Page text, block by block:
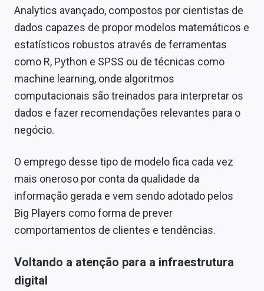
Analytics avançado, compostos por cientistas de
dados capazes de propor modelos matemáticos e
estatísticos robustos através de ferramentas
como R, Python e SPSS ou de técnicas como
machine learning, onde algoritmos
computacionais são treinados para interpretar os
dados e fazer recomendações relevantes para o
negócio.
O emprego desse tipo de modelo fica cada vez
mais oneroso por conta da qualidade da
informação gerada e vem sendo adotado pelos
Big Players como forma de prever
comportamentos de clientes e tendências.
Voltando a atenção para a infraestrutura
digital